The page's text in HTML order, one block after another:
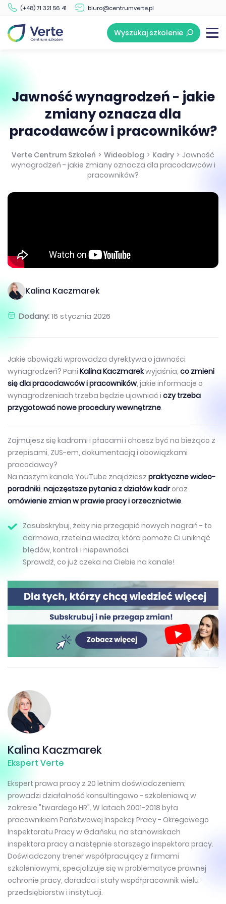
(+48) 71 321 56 41 biuro@centrumverte.pl
Wyszukaj szkolenie
Jawność wynagrodzeń - jakie
zmiany oznacza dla
pracodawców i pracowników?
Verte Centrum Szkoleń > Wideoblog > Kadry > Jawność
wynagrodzeń - jakie zmiany oznacza dla pracodawców i
pracowników?
Kalina Kaczmarek
Dodany:16 stycznia 2026
Jakie obowiązki wprowadza dyrektywa o jawności
wynagrodzeń? Pani Kalina Kaczmarekwyjaśnia, co zmieni
się dla pracodawców i pracowników, jakie informacje o
wynagrodzeniach trzeba będzie ujawniać i czy trzeba
przygotować nowe procedury wewnętrzne.
Zajmujesz się kadrami i płacami i chcesz być na bieżąco z
przepisami, ZUS-em, dokumentacją i obowiązkami
pracodawcy?
Na naszym kanale YouTube znajdziesz praktyczne wideo-
poradniki, najczęstsze pytania z działów kadroraz
omówienie zmian w prawie pracy i orzecznictwie.
Zasubskrybuj, żeby nie przegapić nowych nagrań - to
darmowa, rzetelna wiedza, która pomoże Ci uniknąć
błędów, kontroli i niepewności.
Sprawdź, co już czeka na Ciebie na kanale!
Kalina Kaczmarek
Ekspert Verte
Ekspert prawa pracy z 20 letnim doświadczeniem;
prowadzi działalność konsultingowo - szkoleniową w
zakresie "twardego HR". W latach 2001-2018 była
pracownikiem Państwowej Inspekcji Pracy - Okręgowego
Inspektoratu Pracy w Gdańsku, na stanowiskach
inspektora pracy a następnie starszego inspektora pracy.
Doświadczony trener współpracujący z firmami
szkoleniowymi, specjalizuje się w problematyce prawnej
ochronie pracy, doradca i stały współpracownik wielu
przedsiębiorstw i instytucji.